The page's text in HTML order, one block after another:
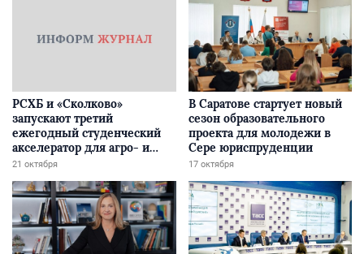
РСХБ и «Сколково»
запускают третий
ежегодный студенческий
акселератор для агро- и
финтех-стартапов
21 октября
В Саратове стартует новый
сезон образовательного
проекта для молодежи в
Сере юриспруденции
17 октября